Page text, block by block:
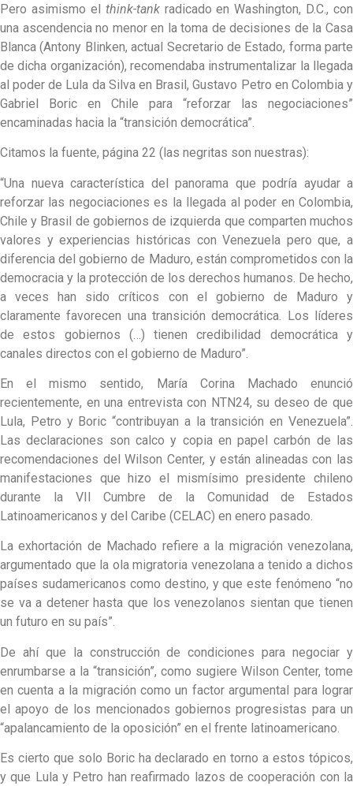
Pero asimismo el think-tankradicado en Washington, D.C., con
una ascendencia no menor en la toma de decisiones de la Casa
Blanca (Antony Blinken, actual Secretario de Estado, forma parte
de dicha organización), recomendaba instrumentalizar la llegada
al poder de Lula da Silva en Brasil, Gustavo Petro en Colombia y
Gabriel Boric en Chile para “reforzar las negociaciones”
encaminadas hacia la “transición democrática”.
Citamos la fuente, página 22 (las negritas son nuestras):
“Una nueva característica del panorama que podría ayudar a
reforzar las negociaciones es la llegada al poder en Colombia,
Chile y Brasil de gobiernos de izquierda que comparten muchos
valores y experiencias históricas con Venezuela pero que, a
diferencia del gobierno de Maduro, están comprometidos con la
democracia y la protección de los derechos humanos. De hecho,
a veces han sido críticos con el gobierno de Maduro y
claramente favorecen una transición democrática. Los líderes
de estos gobiernos (…) tienen credibilidad democrática y
canales directos con el gobierno de Maduro”.
En el mismo sentido, María Corina Machado enunció
recientemente, en una entrevista con NTN24, su deseo de que
Lula, Petro y Boric “contribuyan a la transición en Venezuela”.
Las declaraciones son calco y copia en papel carbón de las
recomendaciones del Wilson Center, y están alineadas con las
manifestaciones que hizo el mismísimo presidente chileno
durante la VII Cumbre de la Comunidad de Estados
Latinoamericanos y del Caribe (CELAC) en enero pasado.
La exhortación de Machado refiere a la migración venezolana,
argumentado que la ola migratoria venezolana a tenido a dichos
países sudamericanos como destino, y que este fenómeno “no
se va a detener hasta que los venezolanos sientan que tienen
un futuro en su país”.
De ahí que la construcción de condiciones para negociar y
enrumbarse a la “transición”, como sugiere Wilson Center, tome
en cuenta a la migración como un factor argumental para lograr
el apoyo de los mencionados gobiernos progresistas para un
“apalancamiento de la oposición” en el frente latinoamericano.
Es cierto que solo Boric ha declarado en torno a estos tópicos,
y que Lula y Petro han reafirmado lazos de cooperación con la